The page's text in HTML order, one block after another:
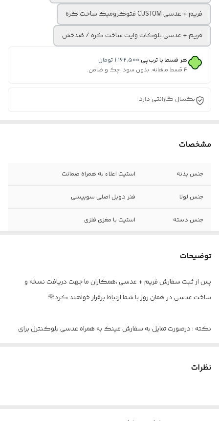
فریم + عدسی CUSTOM فتوکرومیک ساخت کره
فریم + عدسی بلوکات وایت ساخت کره / ضدخش
هر قسط با ترب‌پی:۱٬۱۶۲٬۵۰۰ تومان
۴ قسط ماهانه. بدون سود، چک و ضامن.
یکسال گارانتی دارد
مشخصات
جنس بدنه استیت اعلاء به همراه ضمانت
جنس لولا فنر دوبل اصلی سوییسی
جنس دسته استیت با مغزی فلزی
توضیحات
پس از ثبت سفارش فریم + عدسی ،همکاران ما جهت دریافت نسخه و
ساخت عدسی در همان روز با شما ارتباط برقرار خواهند کرد🌹
نکته : درصورت تمایل به سفارش عینک به همراه عدسی بلوکنترل برای
نظرات